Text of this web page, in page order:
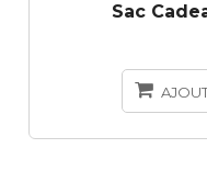
Sac